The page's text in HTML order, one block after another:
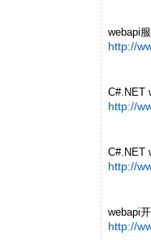
webapi
http://
C#.NET
http://
C#.NET
http://
webapi
http://